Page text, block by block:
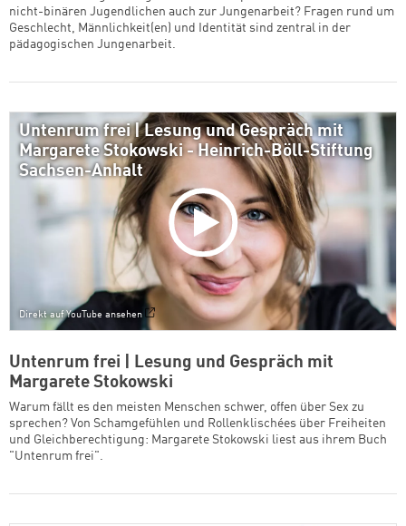
nicht-binären Jugendlichen auch zur Jungenarbeit? Fragen rund um
Geschlecht, Männlichkeit(en) und Identität sind zentral in der
pädagogischen Jungenarbeit.
Untenrum frei | Lesung und Gespräch mit
Margarete Stokowski - Heinrich-Böll-Stiftung
Sachsen-Anhalt
Direkt auf YouTube ansehen
Untenrum frei | Lesung und Gespräch mit
Margarete Stokowski
Warum fällt es den meisten Menschen schwer, offen über Sex zu
sprechen? Von Schamgefühlen und Rollenklischées über Freiheiten
und Gleichberechtigung: Margarete Stokowski liest aus ihrem Buch
"Untenrum frei".